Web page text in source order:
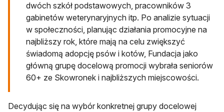
dwóch szkół podstawowych, pracowników 3
gabinetów weterynaryjnych itp. Po analizie sytuacji
w społeczności, planując działania promocyjne na
najbliższy rok, które mają na celu zwiększyć
świadomą adopcję psów i kotów, Fundacja jako
główną grupę docelową promocji wybrała seniorów
60+ ze Skowronek i najbliższych miejscowości.
Decydując się na wybór konkretnej grupy docelowej